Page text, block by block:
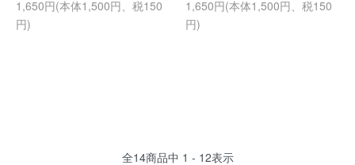
1,650円(本体1,500円、税150
円)
1,650円(本体1,500円、税150
円)
全14商品中 1 - 12表示